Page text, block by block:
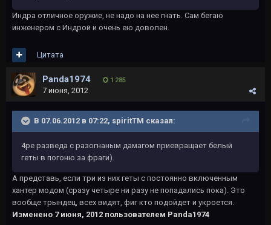
Индра отличное оружие, не надо на нее гнать. Сам бегаю
инженером с Индрой и очень ею доволен.
Цитата
Panda1974 1 285
7 июня, 2012
В 07.06.2012 в 07:22, spiritTM сказал:
4ре разведа с разогнаным дамагом приевращает белый
геты в погоню за фраги).
А представь, если три из них геты с постоянно включенным
хантер модом (сразу четыре ни разу не попадались пока). Это
вообще трындец, всех видят, фиг кто подойдет и укроется.
Изменено 7 июня, 2012 пользователем Panda1974